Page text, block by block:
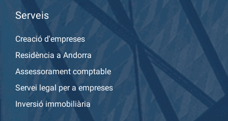
Serveis
Creació d'empreses
Residència a Andorra
Assessorament comptable
Servei legal per a empreses
Inversió immobiliària